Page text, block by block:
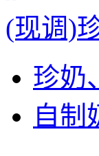
(现调)
珍奶
自制